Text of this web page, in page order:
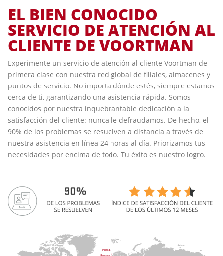
EL BIEN CONOCIDO
SERVICIO DE ATENCIÓN AL
CLIENTE DE VOORTMAN
Experimente un servicio de atención al cliente Voortman de
primera clase con nuestra red global de filiales, almacenes y
puntos de servicio. No importa dónde estés, siempre estamos
cerca de ti, garantizando una asistencia rápida. Somos
conocidos por nuestra inquebrantable dedicación a la
satisfacción del cliente: nunca le defraudamos. De hecho, el
90% de los problemas se resuelven a distancia a través de
nuestra asistencia en línea 24 horas al día. Priorizamos tus
necesidades por encima de todo. Tu éxito es nuestro logro.